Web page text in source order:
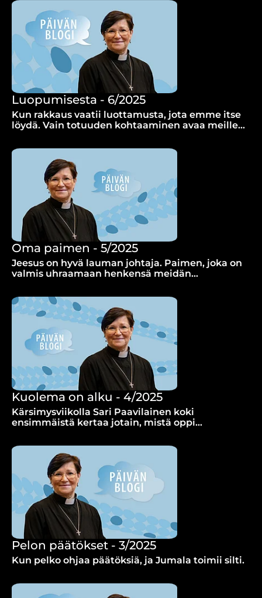
Luopumisesta - 6/2025
Kun rakkaus vaatii luottamusta, jota emme itse
löydä. Vain totuuden kohtaaminen avaa meille
Oma paimen - 5/2025
Jeesus on hyvä lauman johtaja. Paimen, joka on
valmis uhraamaan henkensä meidän
Kuolema on alku - 4/2025
Kärsimysviikolla Sari Paavilainen koki
ensimmäistä kertaa jotain, mistä oppi
toivoa – kuolema on alku.
Pelon päätökset - 3/2025
Kun pelko ohjaa päätöksiä, ja Jumala toimii silti.